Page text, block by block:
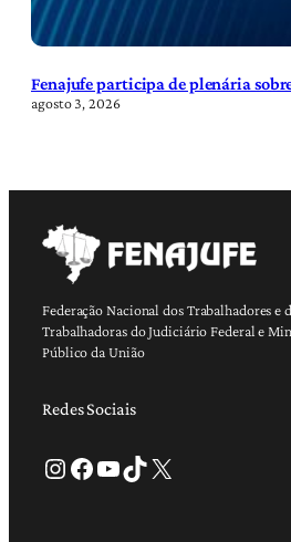
Fenajufe participa de plenária
agosto 3, 2026
Federação Nacional dos Trabalhadores e
Trabalhadoras do Judiciário Federal e
Público da União
Redes Sociais
Instagram Facebook Youtube TikTok X